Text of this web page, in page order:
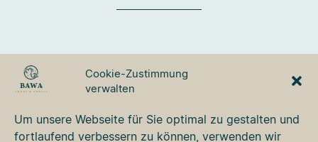
Cookie-Zustimmung
verwalten
Um unsere Webseite für Sie optimal zu gestalten und
fortlaufend verbessern zu können, verwenden wir
GmbH
Tel. +49 8331 76 42 49
bawa@bawa.de